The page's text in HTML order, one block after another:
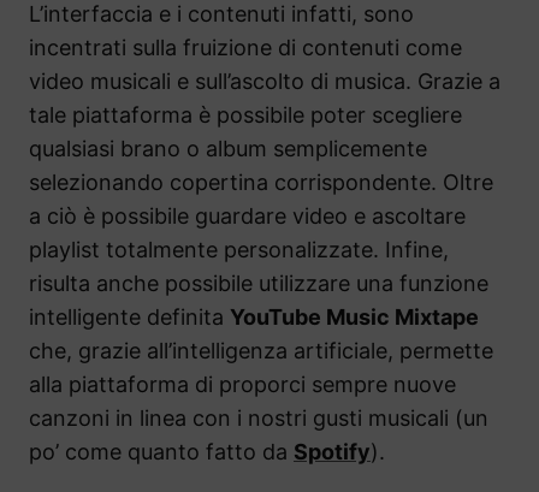
L’interfaccia e i contenuti infatti, sono
incentrati sulla fruizione di contenuti come
video musicali e sull’ascolto di musica. Grazie a
tale piattaforma è possibile poter scegliere
qualsiasi brano o album semplicemente
selezionando copertina corrispondente. Oltre
a ciò è possibile guardare video e ascoltare
playlist totalmente personalizzate. Infine,
risulta anche possibile utilizzare una funzione
intelligente definita YouTube Music Mixtape
che, grazie all’intelligenza artificiale, permette
alla piattaforma di proporci sempre nuove
canzoni in linea con i nostri gusti musicali (un
po’ come quanto fatto da Spotify).